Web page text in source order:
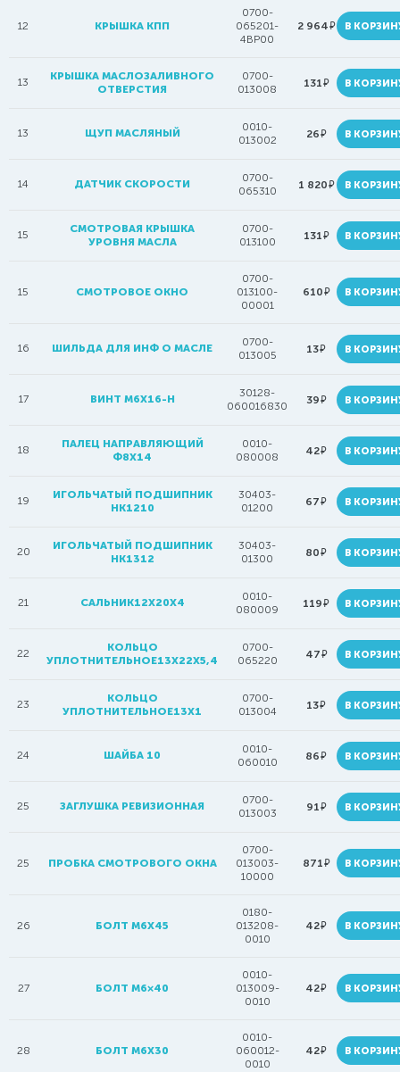
12 КРЫШКА КПП
0700-
065201-
4BP00
2 964руб. В
13
КРЫШКА МАСЛОЗАЛИВНОГО
ОТВЕРСТИЯ
0700-
013008
131руб. В
13 ЩУП МАСЛЯНЫЙ
0010-
013002
26руб. В
14 ДАТЧИК СКОРОСТИ
0700-
065310
1 820руб. В
15
СМОТРОВАЯ КРЫШКА
УРОВНЯ МАСЛА
0700-
013100
131руб. В
15 СМОТРОВОЕ ОКНО
0700-
013100-
00001
610руб. В
16 ШИЛЬДА ДЛЯ ИНФ О МАСЛЕ
0700-
013005
13руб. В
17 ВИНТ M6X16-H
30128-
060016830
39руб. В
18
ПАЛЕЦ НАПРАВЛЯЮЩИЙ
Ф8Х14
0010-
080008
42руб. В
19
ИГОЛЬЧАТЫЙ ПОДШИПНИК
HK1210
30403-
01200
67руб. В
20
ИГОЛЬЧАТЫЙ ПОДШИПНИК
HK1312
30403-
01300
80руб. В
21 САЛЬНИК12Х20Х4
0010-
080009
119руб. В
22
КОЛЬЦО
УПЛОТНИТЕЛЬНОЕ13X22Х5,4
0700-
065220
47руб. В
23
КОЛЬЦО
УПЛОТНИТЕЛЬНОЕ13Х1
0700-
013004
13руб. В
24 ШАЙБА 10
0010-
060010
86руб. В
25 ЗАГЛУШКА РЕВИЗИОННАЯ
0700-
013003
91руб. В
25 ПРОБКА СМОТРОВОГО ОКНА
0700-
013003-
10000
871руб. В
26 БОЛТ М6Х45
0180-
013208-
0010
42руб. В
27 БОЛТ M6×40
0010-
013009-
0010
42руб. В
28 БОЛТ M6X30
0010-
060012-
0010
42руб. В